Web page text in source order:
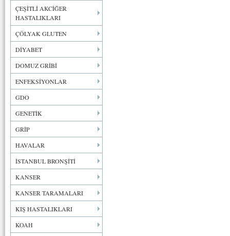
ÇEŞİTLİ AKCİĞER
HASTALIKLARI
ÇÖLYAK GLUTEN
DİYABET
DOMUZ GRİBİ
ENFEKSİYONLAR
GDO
GENETİK
GRİP
HAVALAR
İSTANBUL BRONŞİTİ
KANSER
KANSER TARAMALARI
KIŞ HASTALIKLARI
KOAH